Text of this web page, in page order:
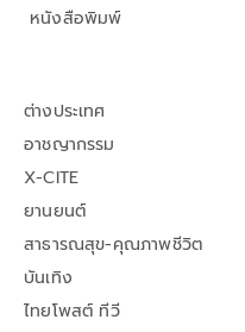
หนังสือพิมพ์
ต่างประเทศ
อาชญากรรม
X-CITE
ยานยนต์
สาธารณสุข-คุณภาพชีวิต
บันเทิง
ไทยโพสต์ ทีวี